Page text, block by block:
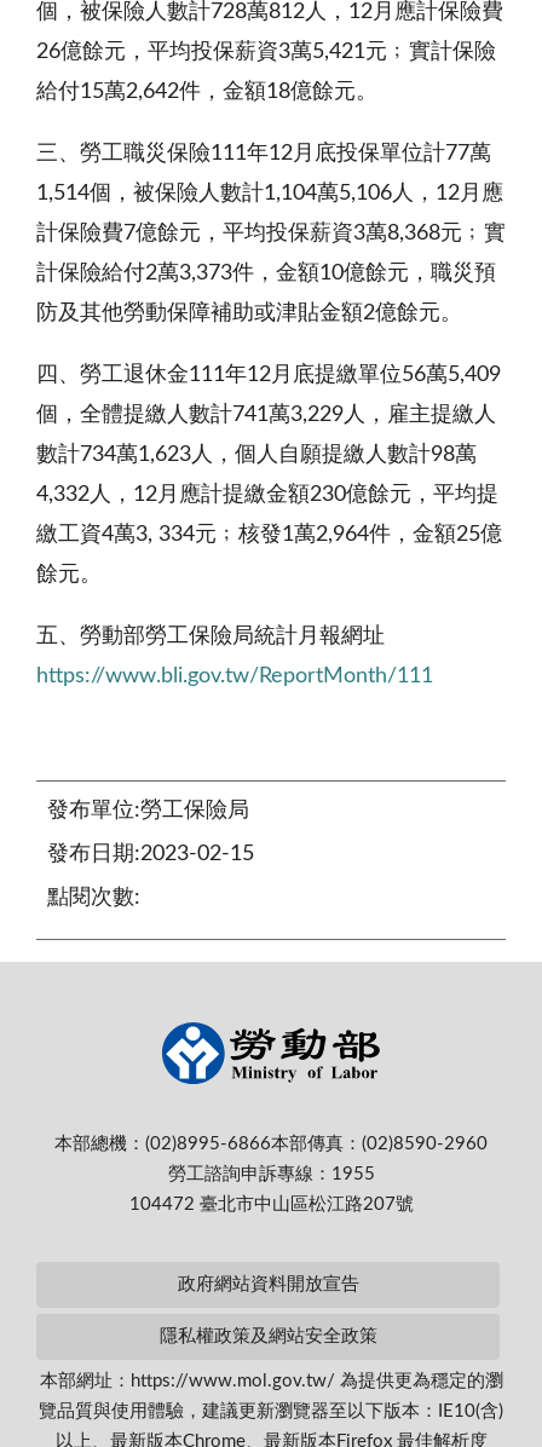
個，被保險人數計728萬812人，12月應計保險費
26億餘元，平均投保薪資3萬5,421元﹔實計保險
給付15萬2,642件，金額18億餘元。
三、勞工職災保險111年12月底投保單位計77萬
1,514個，被保險人數計1,104萬5,106人，12月應
計保險費7億餘元，平均投保薪資3萬8,368元﹔實
計保險給付2萬3,373件，金額10億餘元，職災預
防及其他勞動保障補助或津貼金額2億餘元。
四、勞工退休金111年12月底提繳單位56萬5,409
個，全體提繳人數計741萬3,229人，雇主提繳人
數計734萬1,623人，個人自願提繳人數計98萬
4,332人，12月應計提繳金額230億餘元，平均提
繳工資4萬3, 334元﹔核發1萬2,964件，金額25億
餘元。
五、勞動部勞工保險局統計月報網址
https://www.bli.gov.tw/ReportMonth/111
發布單位:勞工保險局
發布日期:2023-02-15
點閱次數:
本部總機：(02)8995-6866本部傳真：(02)8590-2960
勞工諮詢申訴專線：1955
104472 臺北市中山區松江路207號
政府網站資料開放宣告
隱私權政策及網站安全政策
本部網址：https://www.mol.gov.tw/ 為提供更為穩定的瀏
覽品質與使用體驗，建議更新瀏覽器至以下版本：IE10(含)
以上、最新版本Chrome、最新版本Firefox 最佳解析度